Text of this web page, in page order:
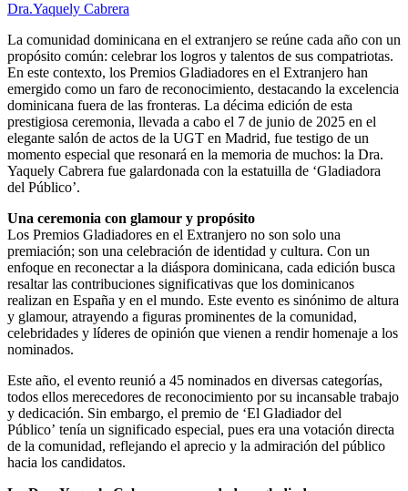
Dra.Yaquely Cabrera
La comunidad dominicana en el extranjero se reúne cada año con un
propósito común: celebrar los logros y talentos de sus compatriotas.
En este contexto, los Premios Gladiadores en el Extranjero han
emergido como un faro de reconocimiento, destacando la excelencia
dominicana fuera de las fronteras. La décima edición de esta
prestigiosa ceremonia, llevada a cabo el 7 de junio de 2025 en el
elegante salón de actos de la UGT en Madrid, fue testigo de un
momento especial que resonará en la memoria de muchos: la Dra.
Yaquely Cabrera fue galardonada con la estatuilla de ‘Gladiadora
del Público’.
Una ceremonia con glamour y propósito
Los Premios Gladiadores en el Extranjero no son solo una
premiación; son una celebración de identidad y cultura. Con un
enfoque en reconectar a la diáspora dominicana, cada edición busca
resaltar las contribuciones significativas que los dominicanos
realizan en España y en el mundo. Este evento es sinónimo de altura
y glamour, atrayendo a figuras prominentes de la comunidad,
celebridades y líderes de opinión que vienen a rendir homenaje a los
nominados.
Este año, el evento reunió a 45 nominados en diversas categorías,
todos ellos merecedores de reconocimiento por su incansable trabajo
y dedicación. Sin embargo, el premio de ‘El Gladiador del
Público’ tenía un significado especial, pues era una votación directa
de la comunidad, reflejando el aprecio y la admiración del público
hacia los candidatos.